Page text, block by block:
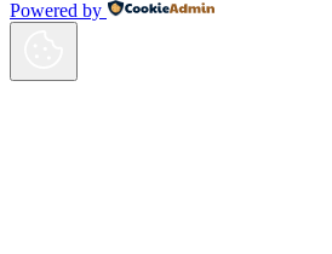
Powered by